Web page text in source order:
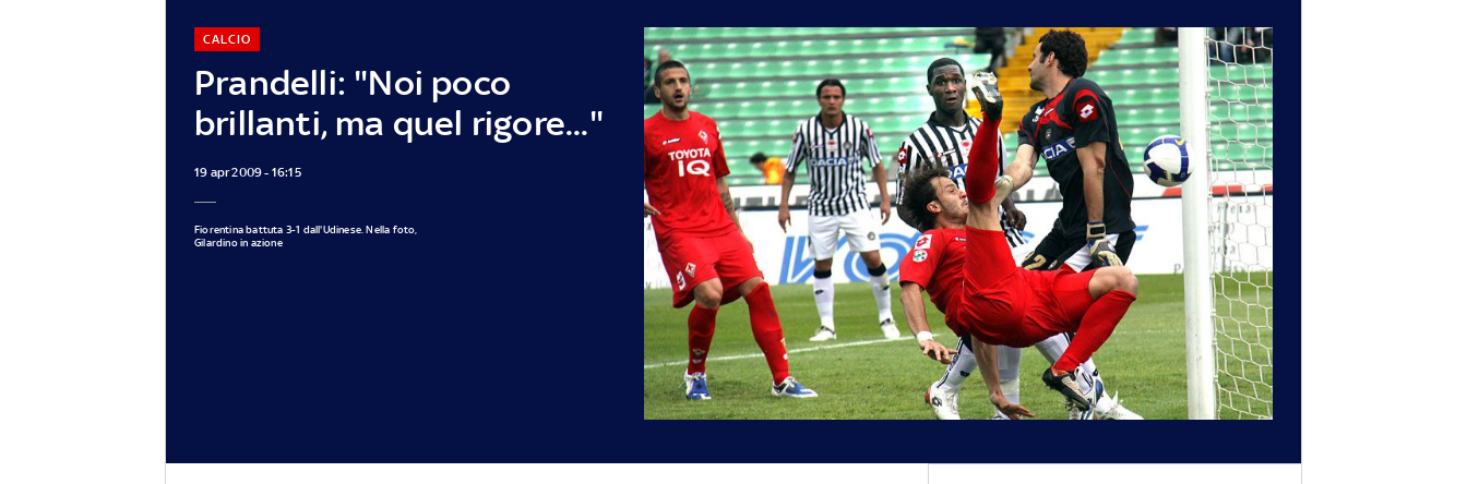
Prandelli: "Noi poco
brillanti, ma quel rigore..."
CALCIO
19 apr 2009 - 16:15
Fiorentina battuta 3-1 dall'Udinese. Nella foto,
Gilardino in azione